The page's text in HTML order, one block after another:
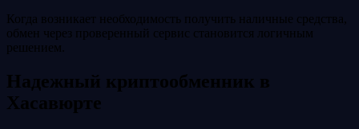
Когда возникает необходимость получить наличные средства,
обмен через проверенный сервис становится логичным
решением.
Надежный криптообменник в
Хасавюрте